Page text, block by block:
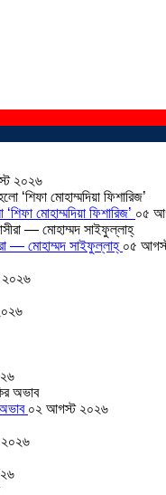
২০২৬
মোহাম্মদিয়া ফিশারিজ’ ০৫
— মোহাম্মদ সাইফুল্লাহ্ ০৫
০২ আগস্ট ২০২৬